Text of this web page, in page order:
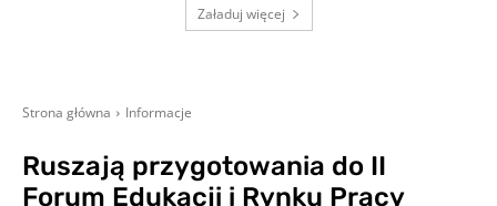
Załaduj więcej